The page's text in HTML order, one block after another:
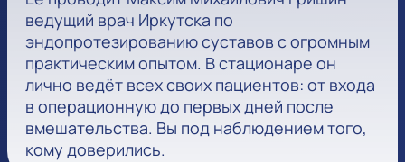
ведущий врач Иркутска по
эндопротезированию суставов с огромным
практическим опытом. В стационаре он
лично ведёт всех своих пациентов: от входа
в операционную до первых дней после
вмешательства. Вы под наблюдением того,
кому доверились.